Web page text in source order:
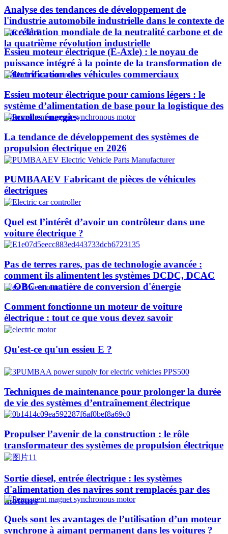
Analyse des tendances de développement de
l'industrie automobile industrielle dans le contexte de
l'accélération mondiale de la neutralité carbone et de
la quatrième révolution industrielle
Essieu moteur électrique (E-Axle) : le noyau de
puissance intégré à la pointe de la transformation de
l’électrification des véhicules commerciaux
Essieu moteur électrique pour camions légers : le
système d’alimentation de base pour la logistique des
nouvelles énergies
La tendance de développement des systèmes de
propulsion électrique en 2026
PUMBAAEV Fabricant de pièces de véhicules
électriques
Quel est l’intérêt d’avoir un contrôleur dans une
voiture électrique ?
Pas de terres rares, pas de technologie avancée :
comment ils alimentent les systèmes DCDC, DCAC
et OBC en matière de conversion d'énergie
Comment fonctionne un moteur de voiture
électrique : tout ce que vous devez savoir
Qu'est-ce qu'un essieu E ?
Techniques de maintenance pour prolonger la durée
de vie des systèmes d’entraînement électrique
Propulser l’avenir de la construction : le rôle
transformateur des systèmes de propulsion électrique
Sortie diesel, entrée électrique : les systèmes
d'alimentation des navires sont remplacés par des
moteurs
Quels sont les avantages de l’utilisation d’un moteur
synchrone à aimant permanent dans les voitures ?